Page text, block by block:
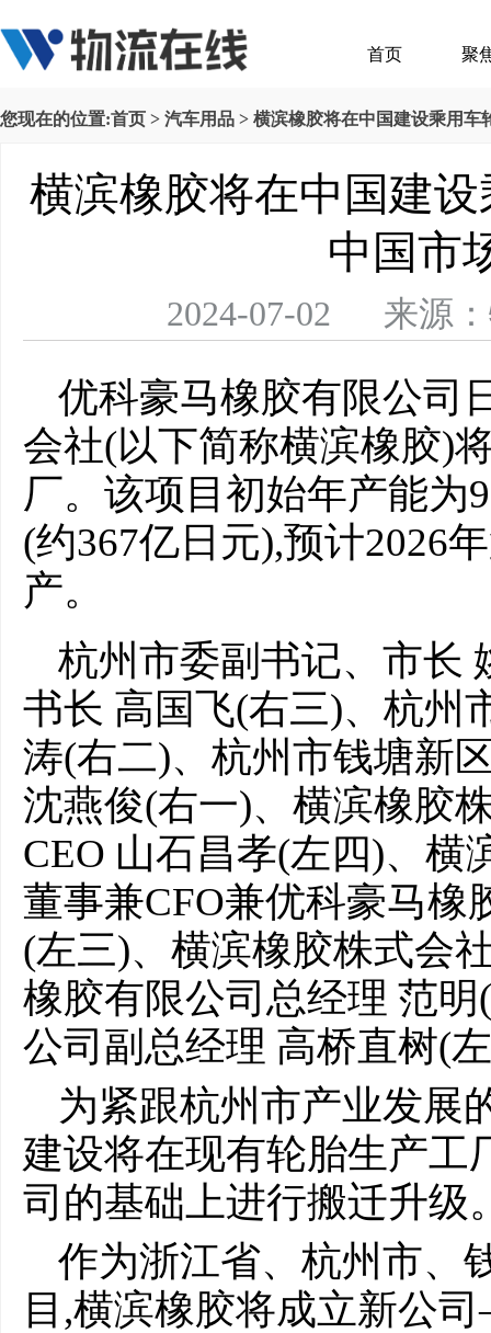
首页 聚
您现在的位置:首页 > 汽车用品 > 横滨橡胶将在中国建设乘用车
横滨橡胶将在中国建
中国市
2024-07-02 来源
优科豪马橡胶有限公
会社(以下简称横滨橡胶)
厂。该项目初始年产能为
(约367亿日元),预计2026
产。
杭州市委副书记、市长
书长 高国飞(右三)、杭州
涛(右二)、杭州市钱塘新
沈燕俊(右一)、横滨橡胶
CEO 山石昌孝(左四)、横
董事兼CFO兼优科豪马橡
(左三)、横滨橡胶株式会
橡胶有限公司总经理 范
公司副总经理 高桥直树(
为紧跟杭州市产业发展
建设将在现有轮胎生产工
司的基础上进行搬迁升级
作为浙江省、杭州市、
目,横滨橡胶将成立新公